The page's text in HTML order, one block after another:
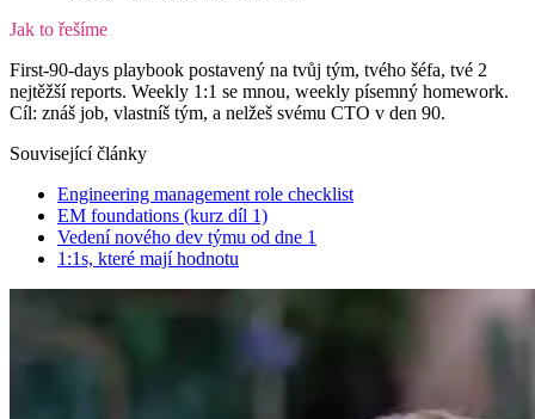
Jak to řešíme
First-90-days playbook postavený na tvůj tým, tvého šéfa, tvé 2
nejtěžší reports. Weekly 1:1 se mnou, weekly písemný homework.
Cíl: znáš job, vlastníš tým, a nelžeš svému CTO v den 90.
Související články
Engineering management role checklist
EM foundations (kurz díl 1)
Vedení nového dev týmu od dne 1
1:1s, které mají hodnotu